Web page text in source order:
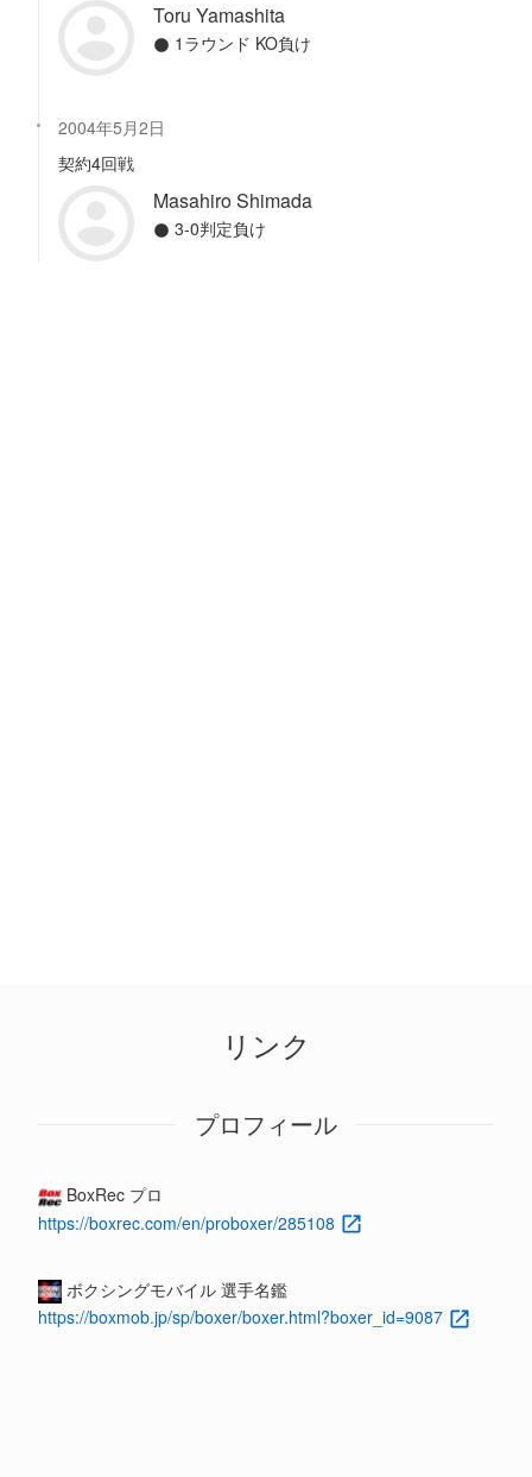
Toru Yamashita
1ラウンド KO負け
2004年5月2日
契約4回戦
Masahiro Shimada
3-0判定負け
リンク
プロフィール
BoxRec プロ
https://boxrec.com/en/proboxer/285108
ボクシングモバイル 選手名鑑
https://boxmob.jp/sp/boxer/boxer.html?boxer_id=9087